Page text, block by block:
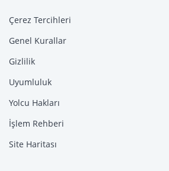
Çerez Tercihleri
Genel Kurallar
Gizlilik
Uyumluluk
Yolcu Hakları
İşlem Rehberi
Site Haritası